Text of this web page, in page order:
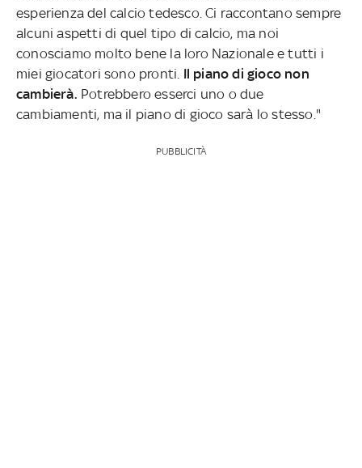
esperienza del calcio tedesco. Ci raccontano sempre
alcuni aspetti di quel tipo di calcio, ma noi
conosciamo molto bene la loro Nazionale e tutti i
miei giocatori sono pronti. Il piano di gioco non
cambierà. Potrebbero esserci uno o due
cambiamenti, ma il piano di gioco sarà lo stesso."
PUBBLICITÀ